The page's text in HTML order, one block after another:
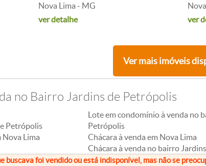
Nova Lima - MG
ver detalhe
ver
Ver mais imóveis
no Bairro Jardins de Petrópolis
Petrópolis
Nova Lima
Lote em condomínio à venda no
Petrópolis
Chácara à venda em Nova Lima
Chácara à venda no bairro
buscava foi vendido ou está indisponível, mas não se